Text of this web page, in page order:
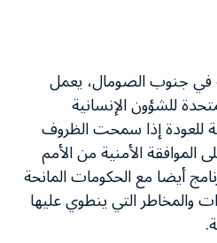
في جنوب الصومال، يعمل
للشؤون الإنسانية
للعودة إذا سمحت الظروف
الأمنية من الأمم
أيضا مع الحكومات المانحة
والمخاطر التي ينطوي عليها